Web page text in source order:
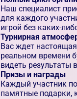
Наш специалист
для каждого
игрой без каких-
Турнирная
Вас ждет
реальном времени
видеть результаты
Призы и награды
Каждый участник
памятные подарки,